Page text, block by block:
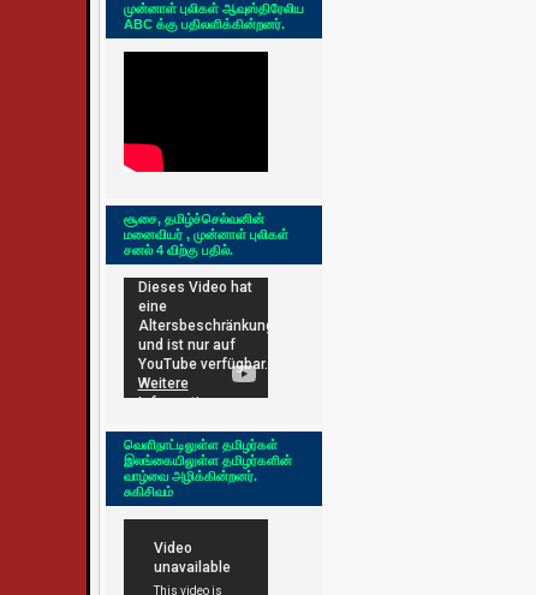
முன்னாள் புலிகள் ஆவுஸ்திரேலிய
ABC க்கு பதிலளிக்கின்றனர்.
சூசை, தமிழ்ச்செல்வனின்
மனைவியர் , முன்னாள் புலிகள்
சனல் 4 விற்கு பதில்.
வெளிநாட்டிலுள்ள தமிழர்கள்
இலங்கையிலுள்ள தமிழர்களின்
வாழ்வை அழிக்கின்றனர்.
சுகிசிவம்